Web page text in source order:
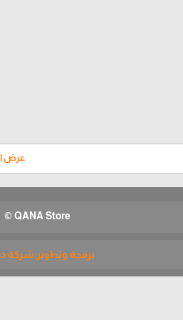
عرض
QANA Store ©
برمجة وتطوير شركة